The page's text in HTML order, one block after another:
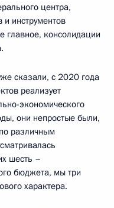
центра,
и инструментов
главное, консолидации
сказали, с 2020 года
реализует
экономического
они непростые были,
различным
шесть –
бюджета, мы три
характера.